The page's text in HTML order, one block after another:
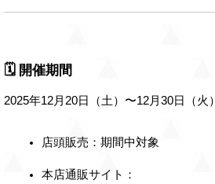
🗓 開催期間
2025年12月20日（土）〜12月30日（火）
店頭販売：期間中対象
本店通販サイト：